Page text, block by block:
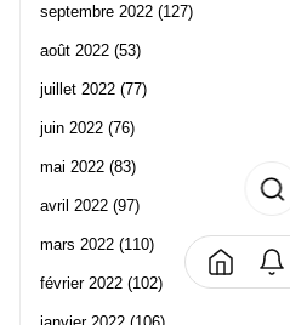
septembre 2022 (127)
août 2022 (53)
juillet 2022 (77)
juin 2022 (76)
mai 2022 (83)
avril 2022 (97)
mars 2022 (110)
février 2022 (102)